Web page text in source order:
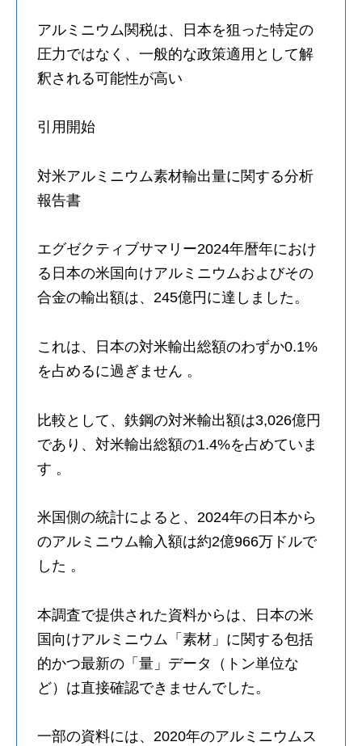
アルミニウム関税は、日本を狙った特定の
圧力ではなく、一般的な政策適用として解
釈される可能性が高い
引用開始
対米アルミニウム素材輸出量に関する分析
報告書
エグゼクティブサマリー2024年暦年におけ
る日本の米国向けアルミニウムおよびその
合金の輸出額は、245億円に達しました。
これは、日本の対米輸出総額のわずか0.1%
を占めるに過ぎません 。
比較として、鉄鋼の対米輸出額は3,026億円
であり、対米輸出総額の1.4%を占めていま
す 。
米国側の統計によると、2024年の日本から
のアルミニウム輸入額は約2億966万ドルで
した 。
本調査で提供された資料からは、日本の米
国向けアルミニウム「素材」に関する包括
的かつ最新の「量」データ（トン単位な
ど）は直接確認できませんでした。
一部の資料には、2020年のアルミニウムス